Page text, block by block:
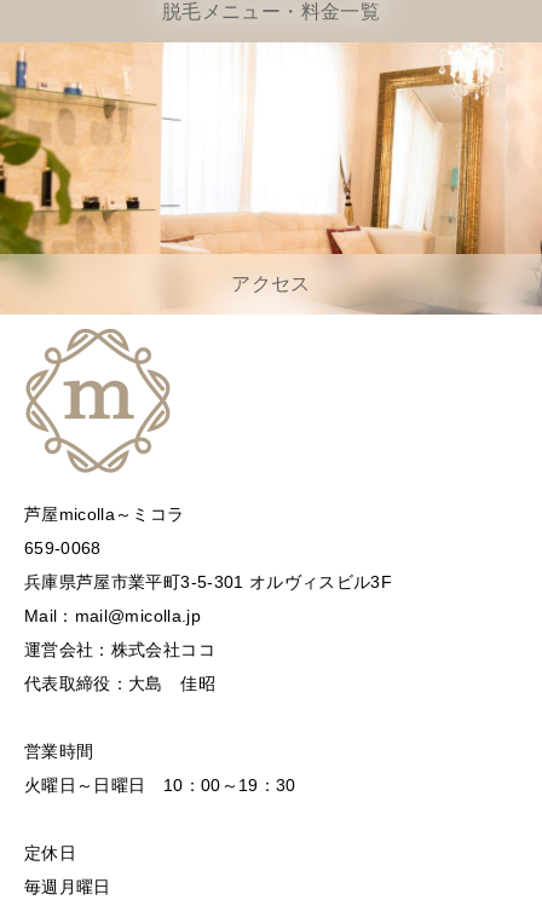
脱毛メニュー・料金一覧
アクセス
芦屋micolla～ミコラ
659-0068
兵庫県芦屋市業平町3-5-301 オルヴィスビル3F
Mail：mail@micolla.jp
運営会社：株式会社ココ
代表取締役：大島 佳昭
営業時間
火曜日～日曜日 10：00～19：30
定休日
毎週月曜日